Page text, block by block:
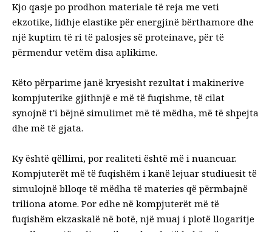
Kjo qasje po prodhon materiale të reja me veti
ekzotike, lidhje elastike për energjinë bërthamore dhe
një kuptim të ri të palosjes së proteinave, për të
përmendur vetëm disa aplikime.
Këto përparime janë kryesisht rezultat i makinerive
kompjuterike gjithnjë e më të fuqishme, të cilat
synojnë t'i bëjnë simulimet më të mëdha, më të shpejta
dhe më të gjata.
Ky është qëllimi, por realiteti është më i nuancuar.
Kompjuterët më të fuqishëm i kanë lejuar studiuesit të
simulojnë blloqe të mëdha të materies që përmbajnë
triliona atome. Por edhe në kompjuterët më të
fuqishëm ekzaskalë në botë, një muaj i plotë llogaritje